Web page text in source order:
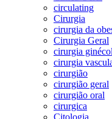
circulating
Cirurgia
cirurgia da
Cirurgia Geral
cirurgia
cirurgia
cirurgião
cirurgião geral
cirurgião oral
cirurgica
Citologia